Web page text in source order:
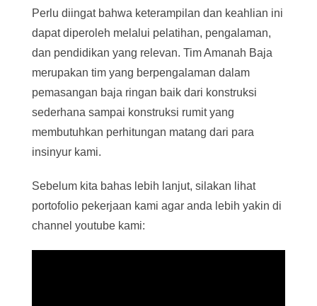
Perlu diingat bahwa keterampilan dan keahlian ini
dapat diperoleh melalui pelatihan, pengalaman,
dan pendidikan yang relevan. Tim Amanah Baja
merupakan tim yang berpengalaman dalam
pemasangan baja ringan baik dari konstruksi
sederhana sampai konstruksi rumit yang
membutuhkan perhitungan matang dari para
insinyur kami.
Sebelum kita bahas lebih lanjut, silakan lihat
portofolio pekerjaan kami agar anda lebih yakin di
channel youtube kami: